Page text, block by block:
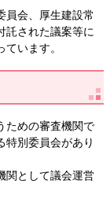
員会、厚生建設常
託された議案等に
います。
ための審査機関で
特別委員会があり
関として議会運営